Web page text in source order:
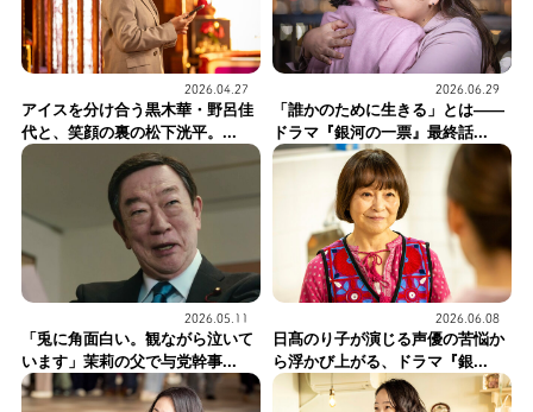
2026.04.27
アイスを分け合う黒木華・野呂佳
代と、笑顔の裏の松下洸平。...
2026.06.29
「誰かのために生きる」とは——
ドラマ『銀河の一票』最終話...
2026.05.11
「兎に角面白い。観ながら泣いて
います」茉莉の父で与党幹事...
2026.06.08
日髙のり子が演じる声優の苦悩か
ら浮かび上がる、ドラマ『銀...